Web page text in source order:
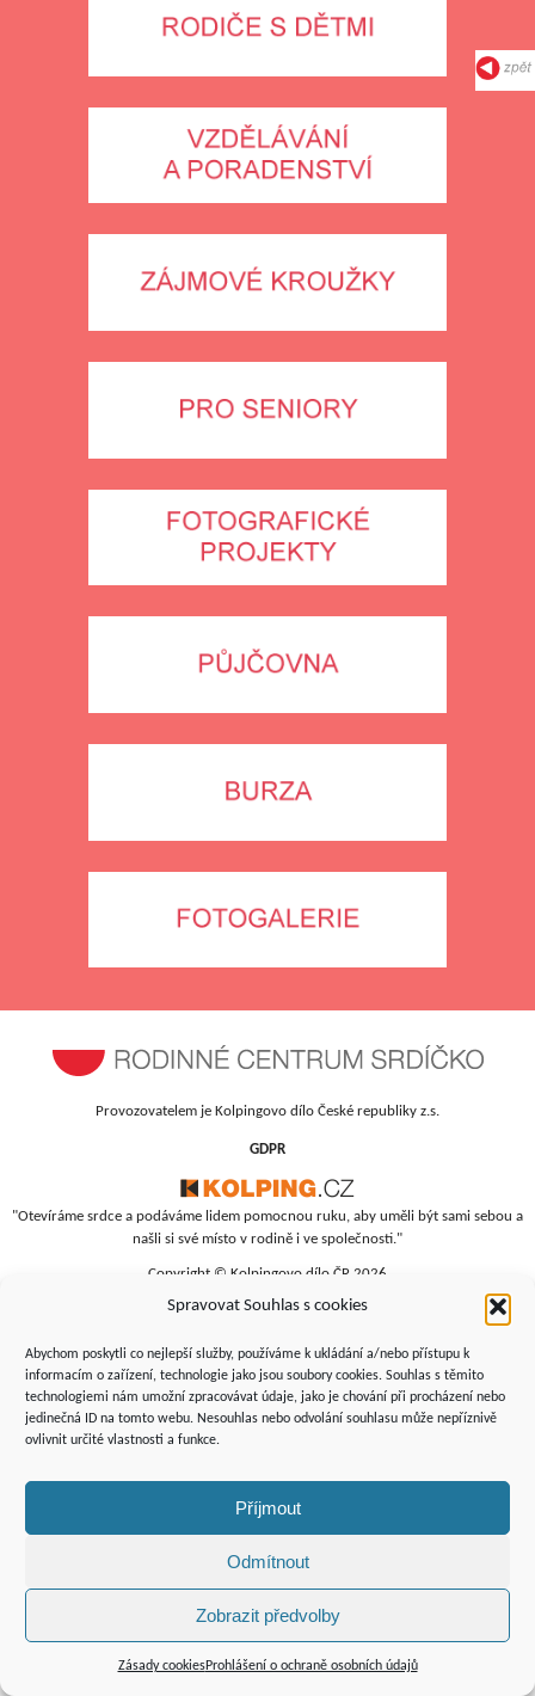
Spravovat Souhlas s cookies
Abychom poskytli co nejlepší služby, používáme k ukládání a/nebo přístupu k
informacím o zařízení, technologie jako jsou soubory cookies. Souhlas s těmito
technologiemi nám umožní zpracovávat údaje, jako je chování při procházení nebo
jedinečná ID na tomto webu. Nesouhlas nebo odvolání souhlasu může nepříznivě
ovlivnit určité vlastnosti a funkce.
Příjmout
Odmítnout
Zobrazit předvolby
Zásady cookiesProhlášení o ochraně osobních údajů
Provozovatelem je Kolpingovo dílo České republiky z.s.
GDPR
"Otevíráme srdce a podáváme lidem pomocnou ruku, aby uměli být sami sebou a
našli si své místo v rodině i ve společnosti."
Copyright © Kolpingovo dílo ČR 2026
Studentská 4
budova polikliniky, 4. patro
Žďár nad Sázavou, 591 01
+420 566 690 135
srdicko@kolping.cz